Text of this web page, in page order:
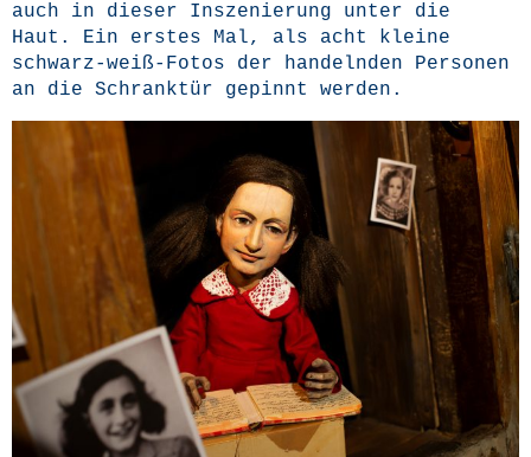
auch in die­ser Insze­nie­rung unter die
Haut. Ein ers­tes Mal, als acht klei­ne
schwarz-weiß-Fotos der han­deln­den Per­so­nen
an die Schrank­tür gepinnt werden.